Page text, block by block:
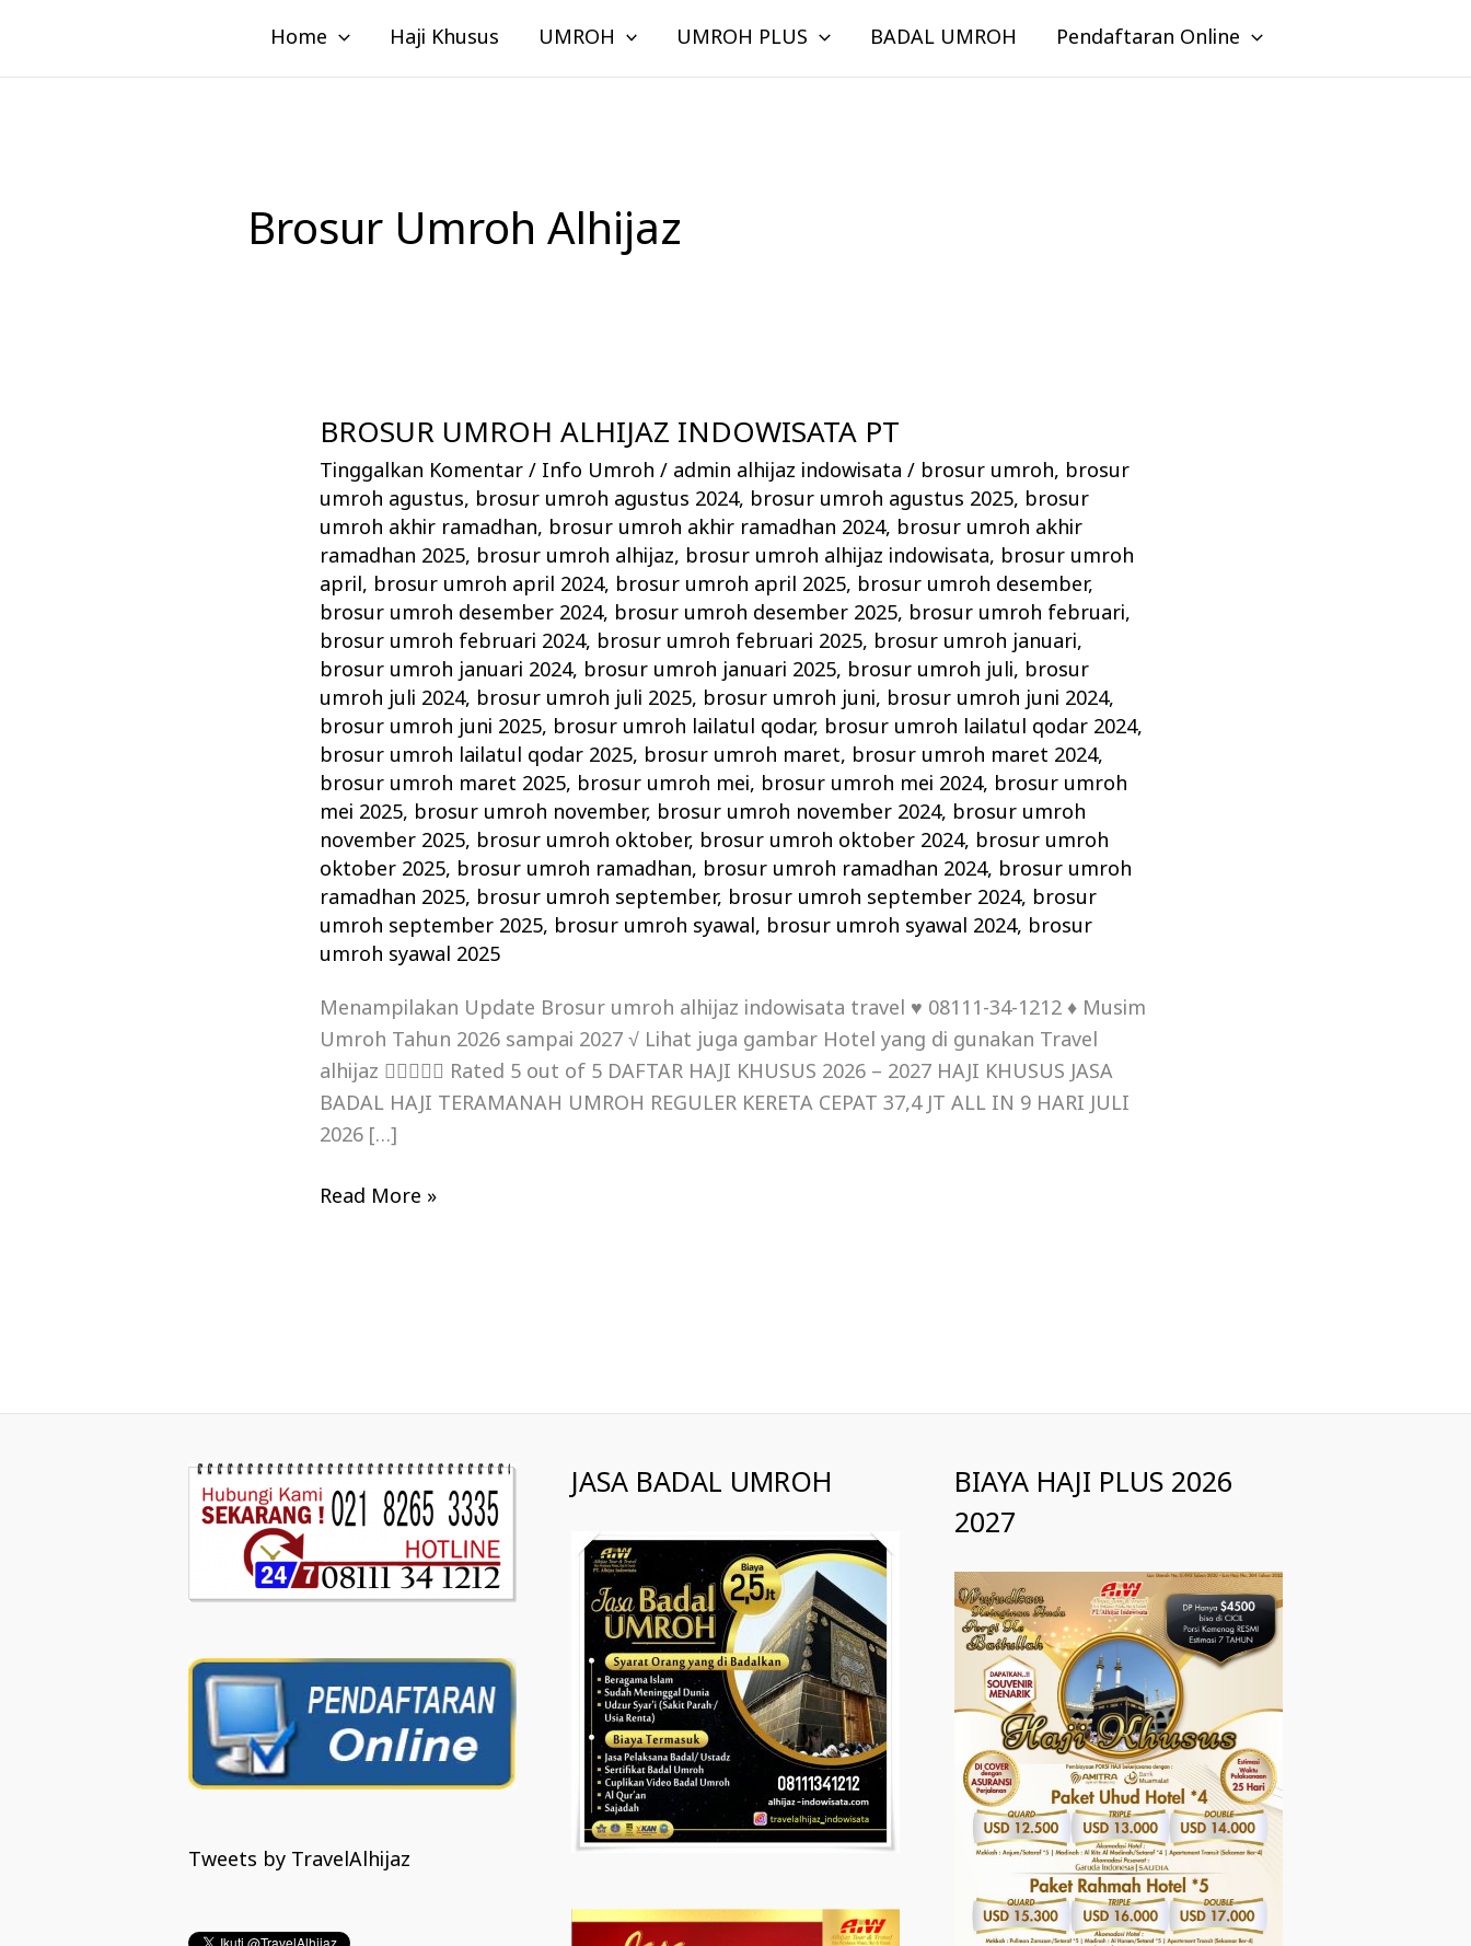
konten
Home Haji Khusus UMROH UMROH PLUS BADAL UMROH Pendaftaran Online
Brosur Umroh Alhijaz
BROSUR UMROH ALHIJAZ INDOWISATA PT
Tinggalkan Komentar / Info Umroh / admin alhijaz indowisata/ brosur umroh, brosur
umroh agustus, brosur umroh agustus 2024, brosur umroh agustus 2025, brosur
umroh akhir ramadhan, brosur umroh akhir ramadhan 2024, brosur umroh akhir
ramadhan 2025, brosur umroh alhijaz, brosur umroh alhijaz indowisata, brosur umroh
april, brosur umroh april 2024, brosur umroh april 2025, brosur umroh desember,
brosur umroh desember 2024, brosur umroh desember 2025, brosur umroh februari,
brosur umroh februari 2024, brosur umroh februari 2025, brosur umroh januari,
brosur umroh januari 2024, brosur umroh januari 2025, brosur umroh juli, brosur
umroh juli 2024, brosur umroh juli 2025, brosur umroh juni, brosur umroh juni 2024,
brosur umroh juni 2025, brosur umroh lailatul qodar, brosur umroh lailatul qodar 2024,
brosur umroh lailatul qodar 2025, brosur umroh maret, brosur umroh maret 2024,
brosur umroh maret 2025, brosur umroh mei, brosur umroh mei 2024, brosur umroh
mei 2025, brosur umroh november, brosur umroh november 2024, brosur umroh
november 2025, brosur umroh oktober, brosur umroh oktober 2024, brosur umroh
oktober 2025, brosur umroh ramadhan, brosur umroh ramadhan 2024, brosur umroh
ramadhan 2025, brosur umroh september, brosur umroh september 2024, brosur
umroh september 2025, brosur umroh syawal, brosur umroh syawal 2024, brosur
umroh syawal 2025
Menampilakan Update Brosur umroh alhijaz indowisata travel ♥ 08111-34-1212 ♦ Musim
Umroh Tahun 2026 sampai 2027 √ Lihat juga gambar Hotel yang di gunakan Travel
alhijaz  Rated 5 out of 5 DAFTAR HAJI KHUSUS 2026 – 2027 HAJI KHUSUS JASA
BADAL HAJI TERAMANAH UMROH REGULER KERETA CEPAT 37,4 JT ALL IN 9 HARI JULI
2026 […]
BROSUR
UMROH
ALHIJAZ
INDOWISATA
PT
Read More »
Tweets by TravelAlhijaz
JASA BADAL UMROH
BIAYA HAJI PLUS 2026
2027